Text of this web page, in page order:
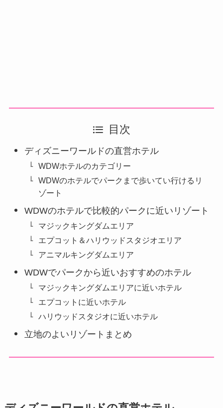
目次
ディズニーワールドの直営ホテル
WDWホテルのカテゴリー
WDWのホテルでパークまで歩いてい行けるリ
ゾート
WDWのホテルで比較的パークに近いリゾート
マジックキングダムエリア
エプコット＆ハリウッドスタジオエリア
アニマルキングダムエリア
WDWでパークから近いおすすめのホテル
マジックキングダムエリアに近いホテル
エプコットに近いホテル
ハリウッドスタジオに近いホテル
立地のよいリゾートまとめ